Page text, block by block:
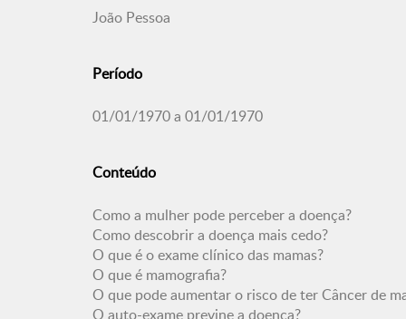
João Pessoa
Período
01/01/1970 a 01/01/1970
Conteúdo
Como a mulher pode perceber a doença?
Como descobrir a doença mais cedo?
O que é o exame clínico das mamas?
O que é mamografia?
O que pode aumentar o risco de ter Câncer de
O auto-exame previne a doença?